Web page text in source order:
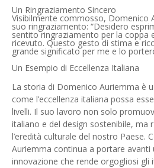
Un Ringraziamento Sincero
Visibilmente commosso, Domenico
suo ringraziamento: “Desidero
sentito ringraziamento per la coppa
ricevuto. Questo gesto di stima e
grande significato per me e lo
Un Esempio di Eccellenza Italiana
La storia di Domenico Auriemma è
come l’eccellenza italiana possa
livelli. Il suo lavoro non solo
italiano e del design sostenibile, ma
l’eredità culturale del nostro Paese.
Auriemma continua a portare avanti
innovazione che rende orgogliosi gli